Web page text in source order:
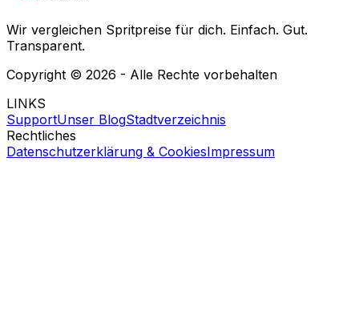
Wir vergleichen Spritpreise für dich. Einfach. Gut.
Transparent.
Copyright © 2026 - Alle Rechte vorbehalten
LINKS
SupportUnser BlogStadtverzeichnis
Rechtliches
Datenschutzerklärung & CookiesImpressum